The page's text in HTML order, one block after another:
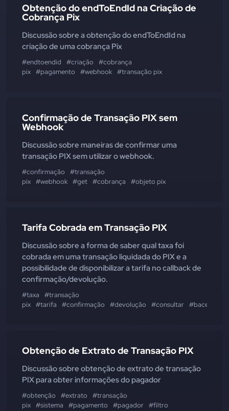
Obtenção do endToEndId na Criação de
Cobrança Pix
Discussão sobre a obtenção do endToEndId na
criação de uma cobrança Pix
#endtoendid #criação
#cobrança
pix #pagamento #webhook #transação pix
Confirmação de Transação PIX sem
Webhook
Discussão sobre maneiras de confirmar uma
transação PIX sem utilizar o webhook.
#confirmação
#transação
pix #webhook #get #cobrança #objeto pix
Tarifa Cobrada em Transação PIX
Discussão sobre a forma de saber qual taxa foi
cobrada em uma transação liquidada do PIX e a
possibilidade de disponibilizar a tarifa no callback de
confirmação/devolução.
#taxa
#transação
pix #tarifa #confirmação #devolução #consultar #bacen
Obtenção de Extrato de Transação PIX
Discussão sobre obtenção de extrato de transação
PIX para obter informações do pagador
#obtenção #extrato
#transação
pix #sistema #pagamento #pagador #filtro